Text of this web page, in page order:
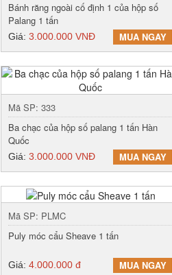
Bánh răng ngoài cố định 1 của hộp số
Palang 1 tấn
Giá: 3.000.000 VNĐ MUA NGAY
Mã SP: 333
Ba chạc của hộp số palang 1 tấn Hàn
Quốc
Giá: 3.000.000 VNĐ MUA NGAY
Mã SP: PLMC
Puly móc cẩu Sheave 1 tấn
Giá: 4.000.000 đ MUA NGAY